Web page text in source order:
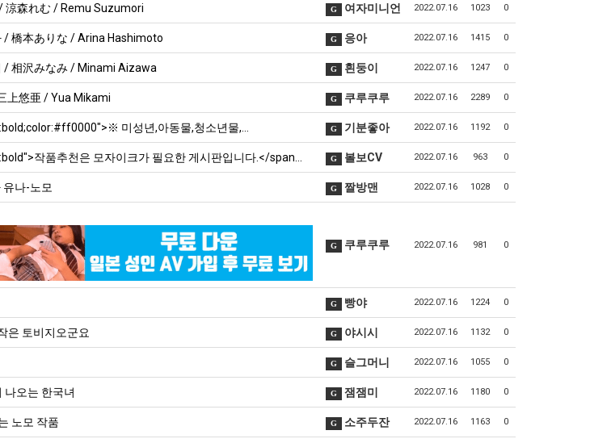
森れむ / Remu Suzumori G 여자미니언 2022.07.16 1023 0
橋本ありな / Arina Hashimoto G 응아 2022.07.16 1415 0
相沢みなみ / Minami Aizawa G 흰둥이 2022.07.16 1247 0
上悠亜 / Yua Mikami G 쿠루쿠루 2022.07.16 2289 0
미성년,아동물,청소년물,… G 기분좋아 2022.07.16 1192 0
작품추천은 모자이크가 필요한 게시판입니다.</span… G 볼보CV 2022.07.16 963 0
나-노모 G 짤방맨 2022.07.16 1028 0
G 쿠루쿠루 2022.07.16 981 0
G 빵야 2022.07.16 1224 0
은 토비지오군요 G 야시시 2022.07.16 1132 0
G 슬그머니 2022.07.16 1055 0
오는 한국녀 G 잼잼미 2022.07.16 1180 0
노모 작품 G 소주두잔 2022.07.16 1163 0